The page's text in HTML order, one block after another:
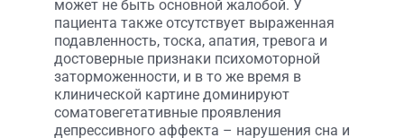
может не быть основной жалобой. У
пациента также отсутствует выраженная
подавленность, тоска, апатия, тревога и
достоверные признаки психомоторной
заторможенности, и в то же время в
клинической картине доминируют
соматовегетативные проявления
депрессивного аффекта – нарушения сна и